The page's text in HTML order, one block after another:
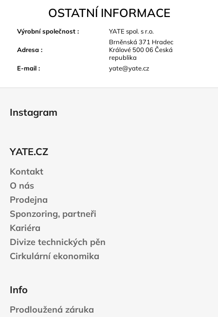
OSTATNÍ INFORMACE
Výrobní společnost : YATE spol. s r.o.
Adresa :
Brněnská 371 Hradec
Králové 500 06 Česká
republika
E-mail : yate@yate.cz
Instagram
YATE.CZ
Kontakt
O nás
Prodejna
Sponzoring, partneři
Kariéra
Divize technických pěn
Cirkulární ekonomika
Info
Prodloužená záruka